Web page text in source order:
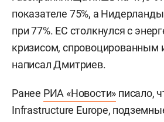
показателе 75%, а
при 77%. ЕС столкнулся с
кризисом, спровоцированным
написал Дмитриев.
Ранее РИА «Новости» писало,
Infrastructure Europe,